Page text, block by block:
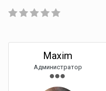
Maxim
Администратор